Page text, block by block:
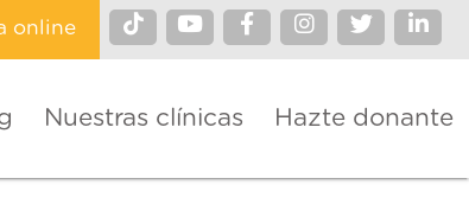
online
Nuestras clínicas Hazte donante